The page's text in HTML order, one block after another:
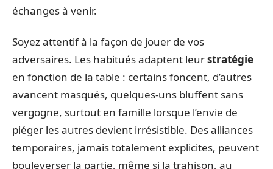
échanges à venir.
Soyez attentif à la façon de jouer de vos
adversaires. Les habitués adaptent leurstratégie
en fonction de la table : certains foncent, d’autres
avancent masqués, quelques-uns bluffent sans
vergogne, surtout en famille lorsque l’envie de
piéger les autres devient irrésistible. Des alliances
temporaires, jamais totalement explicites, peuvent
bouleverser la partie, même si la trahison, au